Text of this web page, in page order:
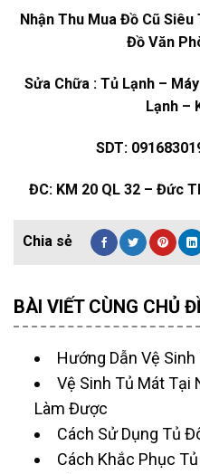
Nhận Thu Mua Đồ Cũ
Đồ Văn
Sửa Chữa : Tủ Lạnh –
Lạnh –
SDT:
ĐC: KM 20 QL 32 – Đức
BÀI VIẾT CÙNG CHỦ
Hướng Dẫn Vệ
Vệ Sinh Tủ Mát Tại
Làm Được
Cách Sử Dụng Tủ
Cách Khắc Phục